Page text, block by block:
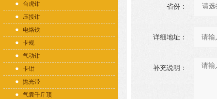
台虎钳
压接钳
电烙铁
卡规
气动钳
卡钳
抛光带
气囊千斤顶
省份：
详细地址：
补充说明：